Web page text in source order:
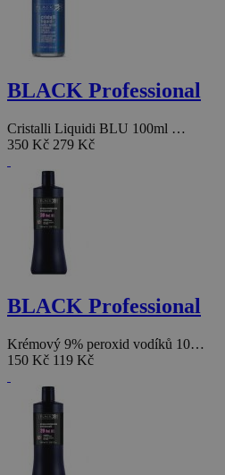
BLACK Professional
Cristalli Liquidi BLU 100ml …
350 Kč 279 Kč
BLACK Professional
Krémový 9% peroxid vodíků 10…
150 Kč 119 Kč